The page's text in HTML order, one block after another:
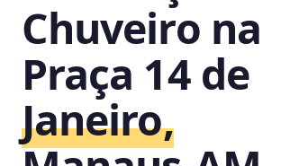
Chuveiro na
Praça 14 de
Janeiro,